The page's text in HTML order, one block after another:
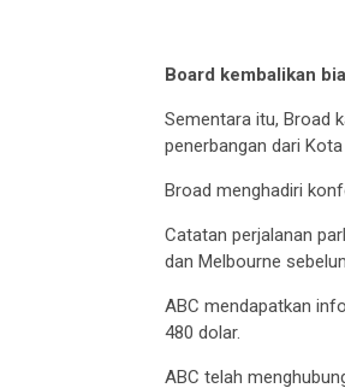
Board kembalikan
Sementara itu, Broad
penerbangan dari
Broad menghadiri
Catatan perjalanan
dan Melbourne
ABC mendapatkan
480 dolar.
ABC telah